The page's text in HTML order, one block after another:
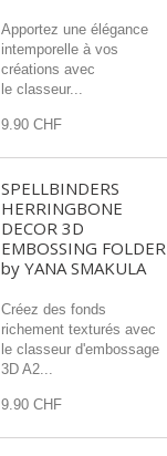
Apportez une élégance
intemporelle à vos
créations avec
le classeur...
9.90 CHF
SPELLBINDERS
HERRINGBONE
DECOR 3D
EMBOSSING FOLDER
by YANA SMAKULA
Créez des fonds
richement texturés avec
le classeur d'embossage
3D A2...
9.90 CHF